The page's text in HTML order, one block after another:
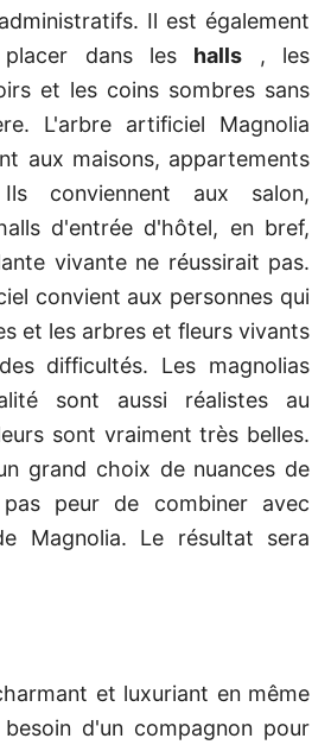
Il est également
dans les halls , les
et les coins sombres sans
L'arbre artificiel Magnolia
aux maisons, appartements
conviennent aux salon,
d'entrée d'hôtel, en bref,
vivante ne réussirait pas.
convient aux personnes qui
et les arbres et fleurs vivants
difficultés. Les magnolias
sont aussi réalistes au
sont vraiment très belles.
grand choix de nuances de
peur de combiner avec
Magnolia. Le résultat sera
et luxuriant en même
d'un compagnon pour